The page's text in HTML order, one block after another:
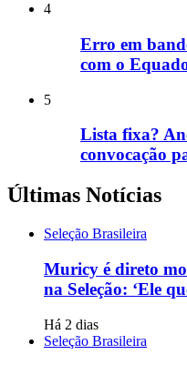
4
Erro em
com o
5
Lista fixa?
convocação
Últimas Notícias
Seleção Brasileira
Muricy é direto
na Seleção: ‘Ele
Há 2 dias
Seleção Brasileira